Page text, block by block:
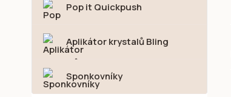
Pop it Quickpush
Aplikátor krystalů Bling
Sponkovníky